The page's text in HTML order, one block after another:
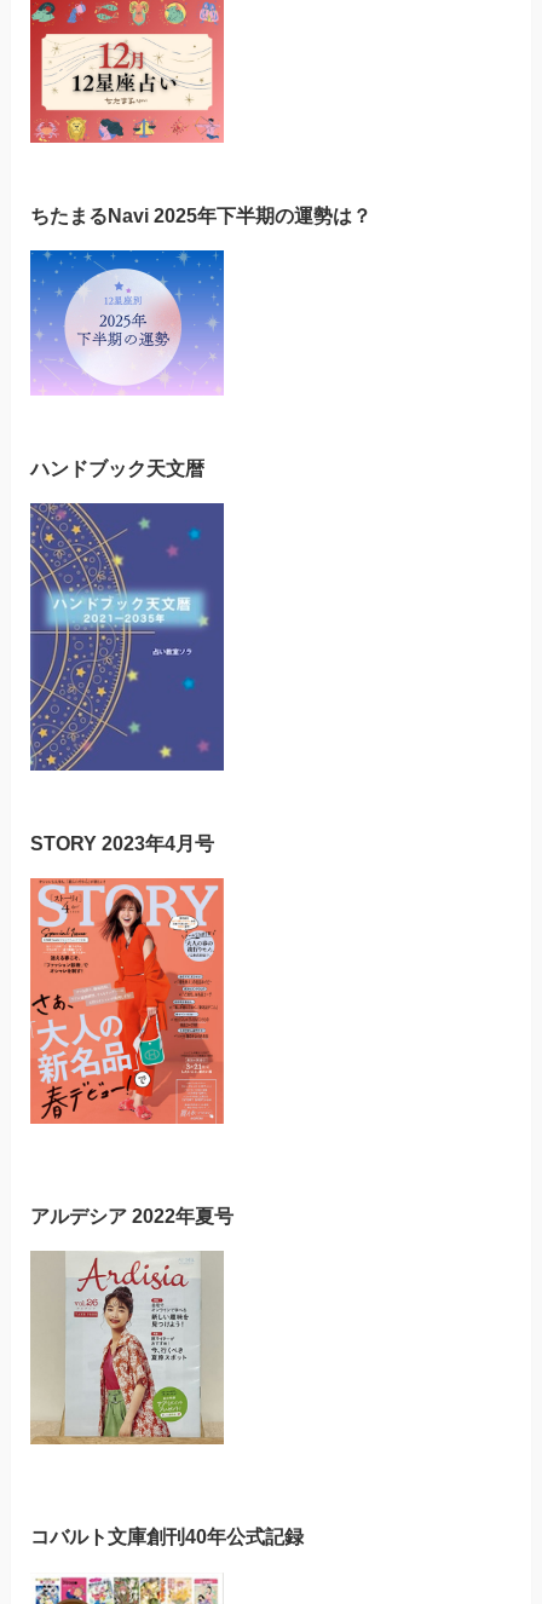
ちたまるNavi 2025年下半期の運勢は？
ハンドブック天文暦
STORY 2023年4月号
アルデシア 2022年夏号
コバルト文庫創刊40年公式記録